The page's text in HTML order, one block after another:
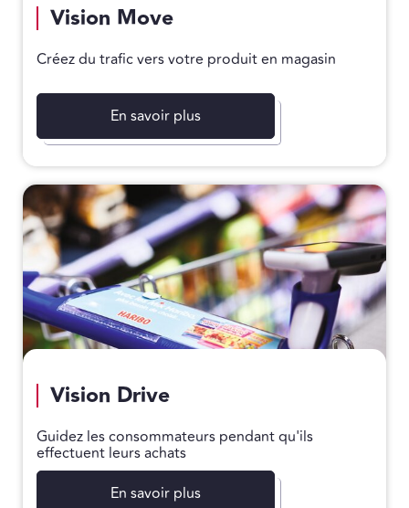
Vision Move
Créez du trafic vers votre produit en magasin
En savoir plus
Vision Drive
Guidez les consommateurs pendant qu'ils
effectuent leurs achats
En savoir plus